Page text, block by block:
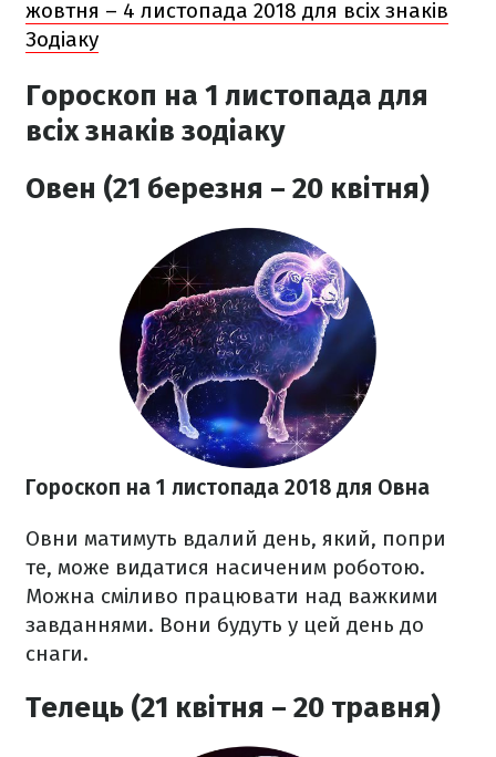
жовтня – 4 листопада 2018 для всіх знаків
Зодіаку
Гороскоп на 1 листопада для
всіх знаків зодіаку
Овен (21 березня – 20 квітня)
Гороскоп на 1 листопада 2018 для Овна
Овни матимуть вдалий день, який, попри
те, може видатися насиченим роботою.
Можна сміливо працювати над важкими
завданнями. Вони будуть у цей день до
снаги.
Телець (21 квітня – 20 травня)